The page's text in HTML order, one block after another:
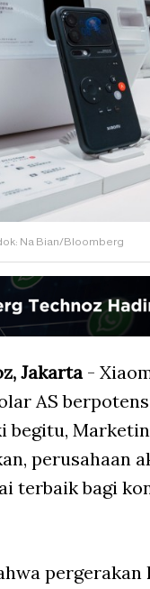
Na Bian/Bloomberg
Jakarta-
AS
begitu,
perusahaan
terbaik bagi